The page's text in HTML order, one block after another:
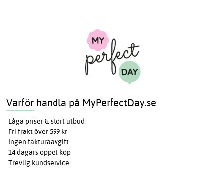
Varför handla på MyPerfectDay.se
Låga priser & stort utbud
Fri frakt över 599 kr
Ingen fakturaavgift
14 dagars öppet köp
Trevlig kundservice